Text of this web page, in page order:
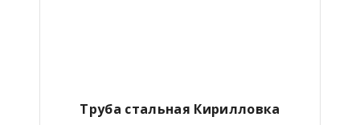
Труба стальная Кирилловка